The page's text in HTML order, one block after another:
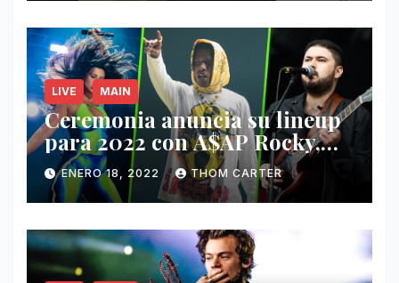
LIVE MAIN
Ceremonia anuncia su lineup
para 2022 con A$AP Rocky,
Nathy Peluso, Noah Pino Palo
y más.
ENERO 18, 2022 THOM CARTER